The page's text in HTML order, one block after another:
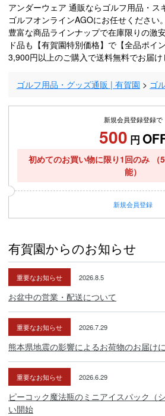
アンダーウェア 通販ならゴルフ用品・ス
ゴルフオンラインAGOにお任せください。
豊富な商品ラインナップで在庫限りの激
ド品も【有賀園特別価格】で【全品ポイ
3,900円以上のご購入で送料無料でお届け
ゴルフ用品・グッズ通販 | 有賀園 ゴ
新規会員登録登録で
500 円
初めてのお買い物に限り1回のみ
能）
新規会員登録
有賀園からのお知らせ
重要なお知らせ 2026.8.5
お盆中の営業・配送について
重要なお知らせ 2026.7.29
熊本県地震の影響によるお荷物のお届け
重要なお知らせ 2026.6.29
ピーコック魔法瓶のミニアイスパック（
い開始